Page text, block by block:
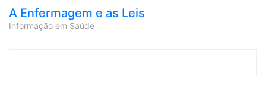
A Enfermagem e as Leis
Informação em Saúde